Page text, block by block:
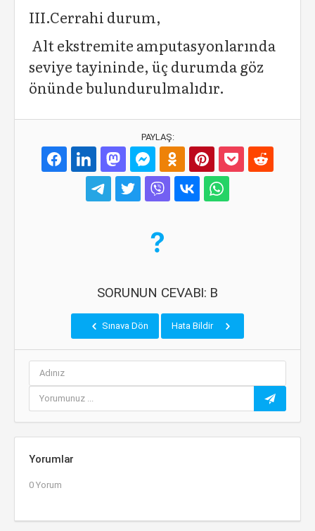
III.Cerrahi durum,
Alt ekstremite amputasyonlarında
seviye tayininde, üç durumda göz
önünde bulundurulmalıdır.
PAYLAŞ:
SORUNUN CEVABI: B
Sınava Dön Hata Bildir
Yorumlar
0 Yorum